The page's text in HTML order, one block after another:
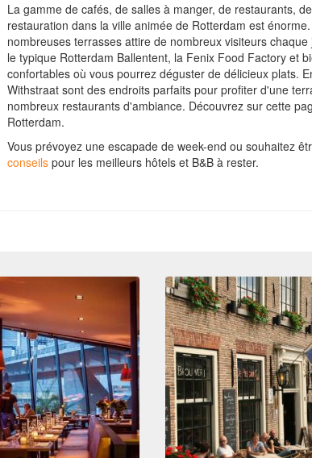
La gamme de cafés, de salles à manger, de restaurants,
restauration dans la ville animée de Rotterdam est
nombreuses terrasses attire de nombreux visiteurs
le typique Rotterdam Ballentent, la Fenix Food Factory et
confortables où vous pourrez déguster de délicieux plats.
Withstraat sont des endroits parfaits pour profiter d'une
nombreux restaurants d'ambiance. Découvrez sur cette
Rotterdam.
Vous prévoyez une escapade de week-end ou souhaitez
conseils pour les meilleurs hôtels et B&B à rester.